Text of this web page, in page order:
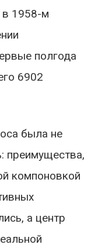
в 1958-м
полгода
6902
была не
преимущества,
компоновкой
а центр